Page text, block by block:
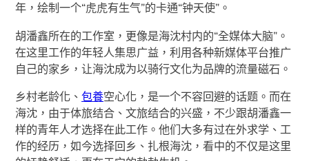
年，绘制一个“虎虎有生气”的卡通“钟天使”。
胡潘鑫所在的工作室，更像是海沈村内的“全媒体大脑”。
在这里工作的年轻人集思广益，利用各种新媒体平台推广
自己的家乡，让海沈成为以骑行文化为品牌的流量磁石。
乡村老龄化、包養空心化，是一个不容回避的话题。而在
海沈，由于体旅结合、文旅结合的兴盛，不少跟胡潘鑫一
样的青年人才选择在此工作。他们大多有过在外求学、工
作的经历，如今选择回乡、扎根海沈，看中的不仅是这里